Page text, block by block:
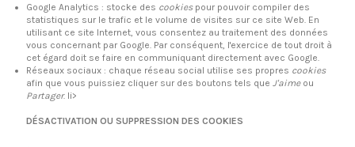
Google Analytics : stocke des cookiespour pouvoir compiler des
statistiques sur le trafic et le volume de visites sur ce site Web. En
utilisant ce site Internet, vous consentez au traitement des données
vous concernant par Google. Par conséquent, l'exercice de tout droit à
cet égard doit se faire en communiquant directement avec Google.
Réseaux sociaux : chaque réseau social utilise ses propres cookies
afin que vous puissiez cliquer sur des boutons tels que J'aimeou
Partager. li>
DÉSACTIVATION OU SUPPRESSION DES COOKIES